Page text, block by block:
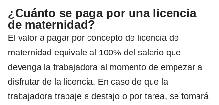
¿Cuánto se paga por una licencia
de maternidad?
El valor a pagar por concepto de licencia de
maternidad equivale al 100% del salario que
devenga la trabajadora al momento de empezar a
disfrutar de la licencia. En caso de que la
trabajadora trabaje a destajo o por tarea, se tomará